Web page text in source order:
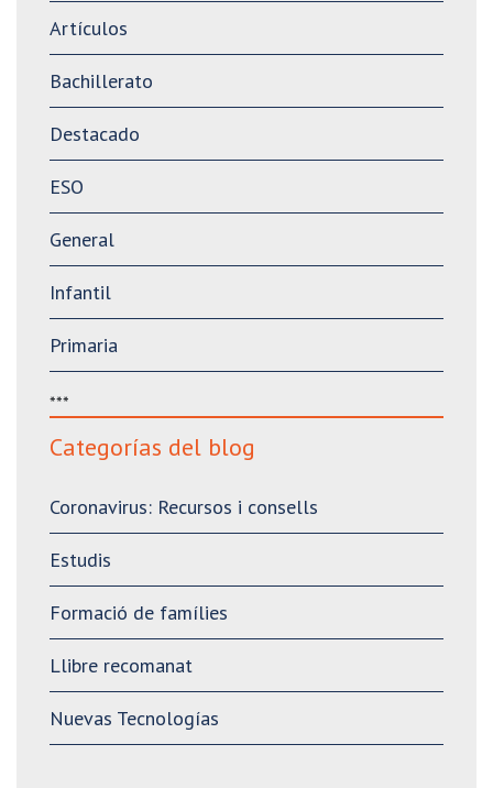
Artículos
Bachillerato
Destacado
ESO
General
Infantil
Primaria
***
Categorías del blog
Coronavirus: Recursos i consells
Estudis
Formació de famílies
Llibre recomanat
Nuevas Tecnologías